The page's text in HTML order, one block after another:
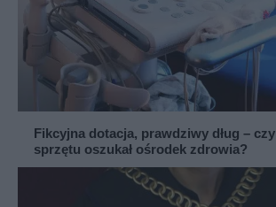
Fikcyjna dotacja, prawdziwy dług –
sprzętu oszukał ośrodek zdrowia?